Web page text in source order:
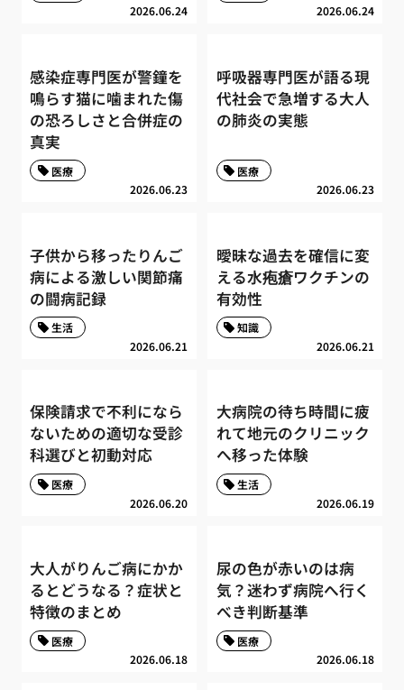
2026.06.24 2026.06.24
感染症専門医が警鐘を
鳴らす猫に噛まれた傷
の恐ろしさと合併症の
真実
2026.06.23
医療
呼吸器専門医が語る現
代社会で急増する大人
の肺炎の実態
2026.06.23
医療
子供から移ったりんご
病による激しい関節痛
の闘病記録
2026.06.21
生活
曖昧な過去を確信に変
える水疱瘡ワクチンの
有効性
2026.06.21
知識
保険請求で不利になら
ないための適切な受診
科選びと初動対応
2026.06.20
医療
大病院の待ち時間に疲
れて地元のクリニック
へ移った体験
2026.06.19
生活
大人がりんご病にかか
るとどうなる？症状と
特徴のまとめ
2026.06.18
医療
尿の色が赤いのは病
気？迷わず病院へ行く
べき判断基準
2026.06.18
医療